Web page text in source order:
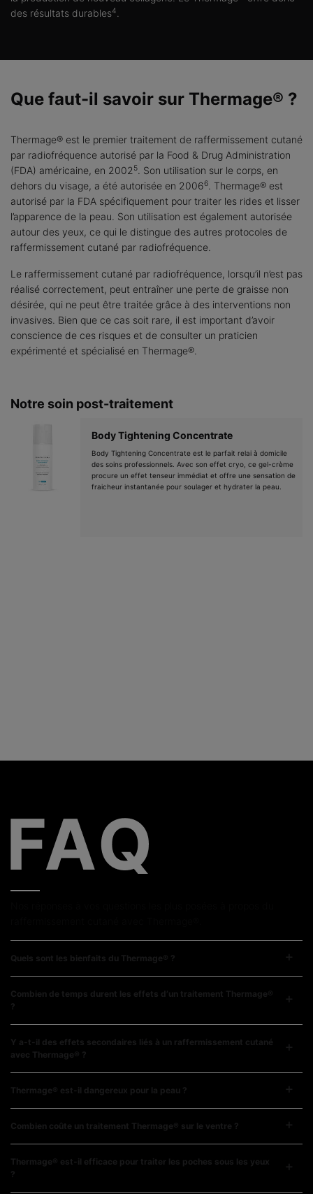
des résultats durables4
Que faut-il savoir sur Thermage® ?
Thermage® est le premier traitement de raffermissement cutané
par radiofréquence autorisé par la Food & Drug Administration
(FDA) américaine, en 2002 5
. Son utilisation sur le corps, en
dehors du visage, a été autorisée en 20066
. Thermage® est
autorisé par la FDA spécifiquement pour traiter les rides et lisser
l’apparence de la peau. Son utilisation est également autorisée
autour des yeux, ce qui le distingue des autres protocoles de
raffermissement cutané par radiofréquence.
Le raffermissement cutané par radiofréquence, lorsqu’il n’est pas
réalisé correctement, peut entraîner une perte de graisse non
désirée, qui ne peut être traitée grâce à des interventions non
invasives. Bien que ce cas soit rare, il est important d’avoir
conscience de ces risques et de consulter un praticien
expérimenté et spécialisé en Thermage®.
Notre soin post-traitement
Body Tightening Concentrate
Body Tightening Concentrate est le parfait relai à domicile
des soins professionnels. Avec son effet cryo, ce gel-crème
procure un effet tenseur immédiat et offre une sensation de
fraicheur instantanée pour soulager et hydrater la peau.
Quels sont les bienfaits du Thermage® ?
Combien de temps durent les effets d’un traitement Thermage®
?
Y a-t-il des effets secondaires liés à un raffermissement cutané
avec Thermage® ?
Thermage® est-il dangereux pour la peau ?
Combien coûte un traitement Thermage® sur le ventre ?
Thermage® est-il efficace pour traiter les poches sous les yeux
?